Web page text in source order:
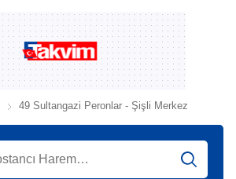
49 Sultangazi Peronlar - Şişli Merkez